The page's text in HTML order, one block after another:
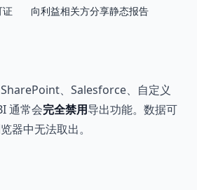
证 向利益相关方分享静态报告
、Salesforce、自定义
通常会完全禁用导出功能。数据可
器中无法取出。